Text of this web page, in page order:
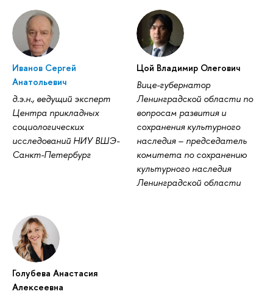
Иванов Сергей
Анатольевич
д.э.н., ведущий эксперт
Центра прикладных
социологических
исследований НИУ ВШЭ-
Санкт-Петербург
Цой Владимир Олегович
Вице-губернатор
Ленинградской области по
вопросам развития и
сохранения культурного
наследия – председатель
комитета по сохранению
культурного наследия
Ленинградской области
Голубева Анастасия
Алексеевна